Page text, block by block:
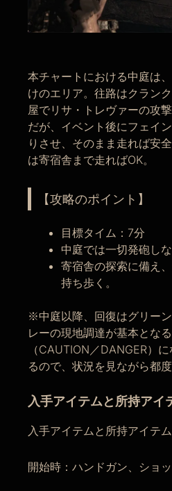
本チャートにおける中庭は
けのエリア。往路はクラン
屋でリサ・トレヴァーの攻
だが、イベント後にフェイ
りさせ、そのまま走れば安
は寄宿舎まで走ればOK。
【攻略のポイント】
目標タイム：7分
中庭では一切発砲しな
寄宿舎の探索に備え
持ち歩く。
※中庭以降、回復はグリー
レーの現地調達が基本とな
（CAUTION／DANGER）
るので、状況を見ながら都度
入手アイテムと所持アイ
入手アイテムと所持アイテム
開始時：ハンドガン、ショ